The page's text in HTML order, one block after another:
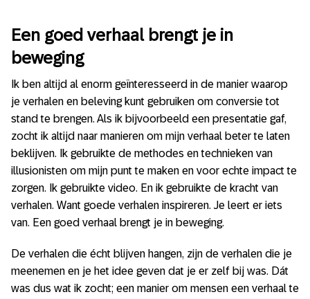
Een goed verhaal brengt je in
beweging
Ik ben altijd al enorm geïnteresseerd in de manier waarop
je verhalen en beleving kunt gebruiken om conversie tot
stand te brengen. Als ik bijvoorbeeld een presentatie gaf,
zocht ik altijd naar manieren om mijn verhaal beter te laten
beklijven. Ik gebruikte de methodes en technieken van
illusionisten om mijn punt te maken en voor echte impact te
zorgen. Ik gebruikte video. En ik gebruikte de kracht van
verhalen. Want goede verhalen inspireren. Je leert er iets
van. Een goed verhaal brengt je in beweging.
De verhalen die écht blijven hangen, zijn de verhalen die je
meenemen en je het idee geven dat je er zelf bij was. Dát
was dus wat ik zocht; een manier om mensen een verhaal te